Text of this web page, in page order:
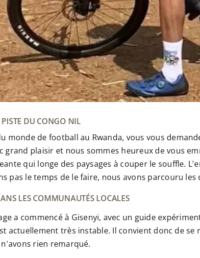
DU CONGO NIL
monde de football au Rwanda, vous vous
grand plaisir et nous sommes heureux de vous
qui longe des paysages à couper le souffle.
pas le temps de le faire, nous avons parcouru
LES COMMUNAUTÉS LOCALES
a commencé à Gisenyi, avec un guide
actuellement très instable. Il convient donc de
rien remarqué.